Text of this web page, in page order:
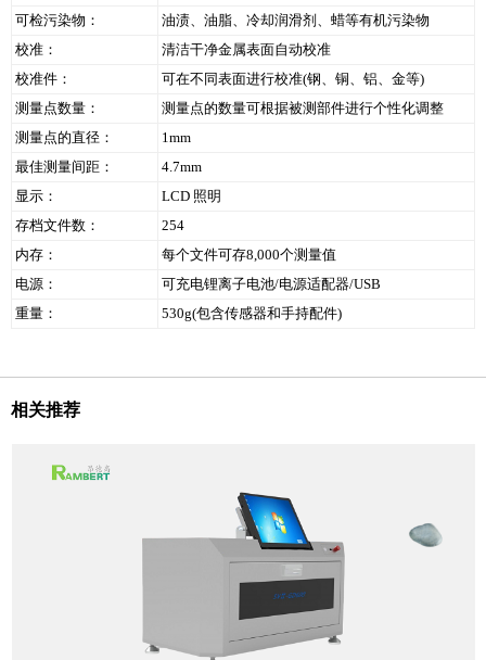
可检污染物：
油渍、油脂、冷却润滑剂、蜡等有机污染物
校准：
清洁干净金属表面自动校准
校准件：
可在不同表面进行校准(钢、铜、铝、金等)
测量点数量：
测量点的数量可根据被测部件进行个性化调整
测量点的直径：
1mm
最佳测量间距：
4.7mm
显示：
LCD 照明
存档文件数：
254
内存：
每个文件可存8,000个测量值
电源：
可充电锂离子电池/电源适配器/USB
重量：
530g(包含传感器和手持配件)
相关推荐